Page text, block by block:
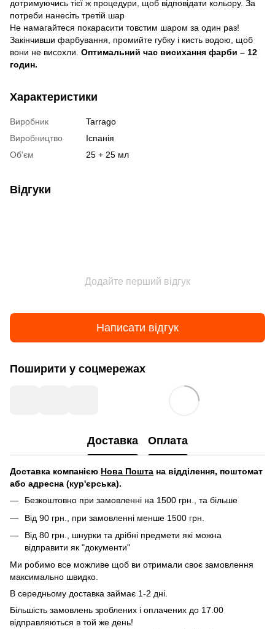
дотримуючись тієї ж процедури, щоб відповідати кольору. За
потреби нанесіть третій шар
Не намагайтеся покарасити товстим шаром за один раз!
Закінчивши фарбування, промийте губку і кисть водою, щоб
вони не висохли. Оптимальний час висихання фарби – 12
годин.
Характеристики
Виробник
Tarrago
Виробництво
Іспанія
Об'єм
25 + 25 мл
Відгуки
Додайте перший відгук
Написати відгук
Поширити у соцмережах
Доставка Оплата
Доставка компанією Нова Пошта на відділення, поштомат
або адресна (кур'єрська).
Безкоштовно при замовленні на 1500 грн., та більше
Від 90 грн., при замовленні менше 1500 грн.
Від 80 грн., шнурки та дрібні предмети які можна
відправити як "документи"
Ми робимо все можливе щоб ви отримали своє замовлення
максимально швидко.
В середньому доставка займає 1-2 дні.
Більшість замовлень зроблених і оплачених до 17.00
відправляються в той же день!